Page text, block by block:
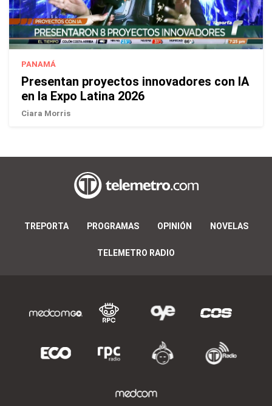
PANAMÁ
Presentan proyectos innovadores con IA
en la Expo Latina 2026
Ciara Morris
TREPORTA PROGRAMAS OPINIÓN NOVELAS
TELEMETRO RADIO